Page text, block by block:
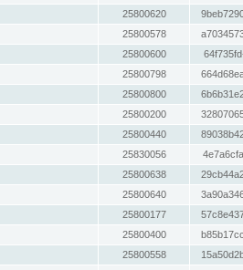
25800620
25800578
25800600
25800798
25800800
25800200
25800440
25830056
25800638
25800640
25800177
25800400
25800558